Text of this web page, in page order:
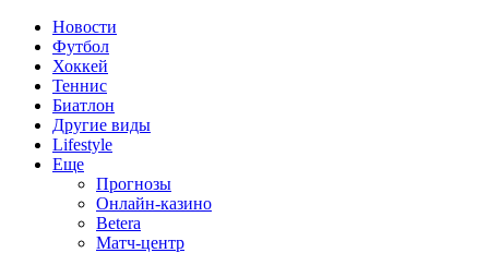
Новости
Футбол
Хоккей
Теннис
Биатлон
Другие виды
Lifestyle
Еще
Прогнозы
Онлайн-казино
Betera
Матч-центр